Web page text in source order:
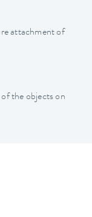
attachment of
the objects on